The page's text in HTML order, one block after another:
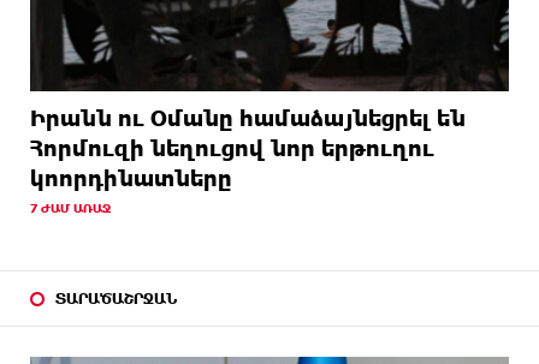
Իրանն ու Օմանը համաձայնեցրել են
Հորմուզի նեղուցով նոր երթուղու
կոորդինատները
7 ԺԱՄ ԱՌԱՋ
ՏԱՐԱԾԱՇՐՋԱՆ